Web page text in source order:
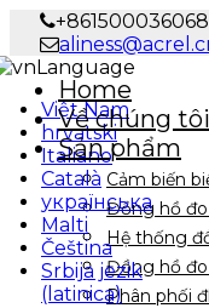
Language
Việt Nam
hrvatski
Italiano
Català
українська
Malti
Čeština
Srbija jezik
(latinica)
Home
Về chúng tôi
Sản phẩm
Cảm biến
Đồng hồ
Hệ thống
Đồng hồ
Phân phối